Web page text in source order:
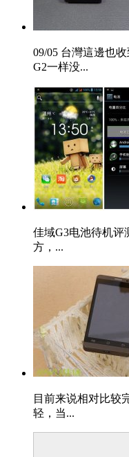
09/05 台灣這邊也
G2一样没...
佳域G3电池待机评
方，...
目前来说相对比较
轻，当...